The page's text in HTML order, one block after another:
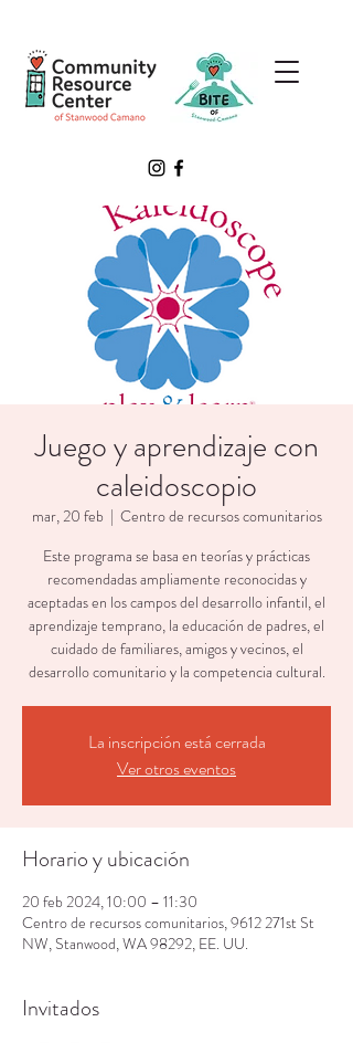
Juego y aprendizaje con
caleidoscopio
mar, 20 feb
  |
Centro de recursos comunitarios
Este programa se basa en teorías y prácticas
recomendadas ampliamente reconocidas y
aceptadas en los campos del desarrollo infantil, el
aprendizaje temprano, la educación de padres, el
cuidado de familiares, amigos y vecinos, el
desarrollo comunitario y la competencia cultural.
La inscripción está cerrada
Ver otros eventos
Horario y ubicación
20 feb 2024, 10:00 – 11:30
Centro de recursos comunitarios, 9612 271st St
NW, Stanwood, WA 98292, EE. UU.
Invitados